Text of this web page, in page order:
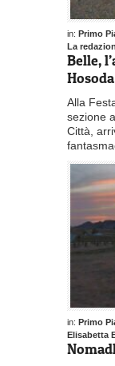
in: Primo
La
Belle,
Hosoda
Alla
sezione
Città,
in: Primo
Elisabetta